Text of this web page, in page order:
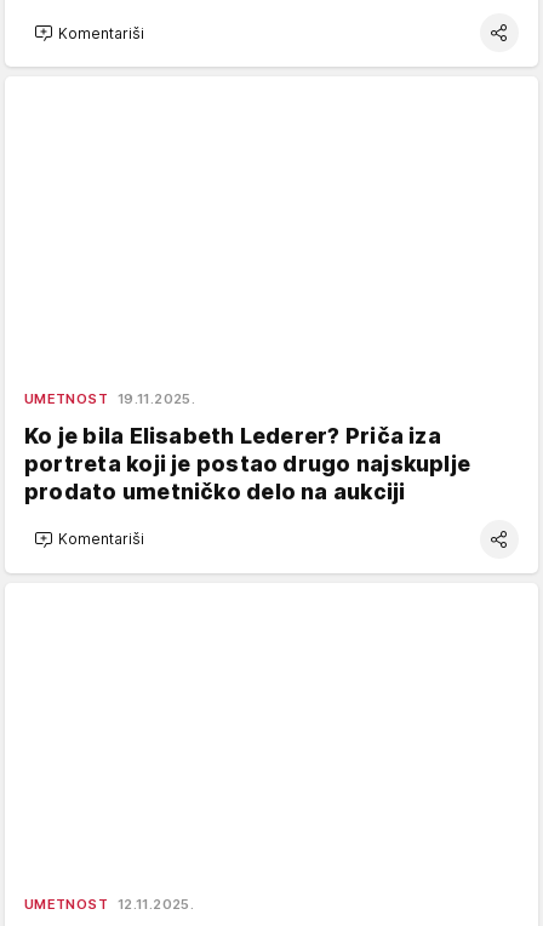
Komentariši
UMETNOST 19.11.2025.
Ko je bila Elisabeth Lederer? Priča iza
portreta koji je postao drugo najskuplje
prodato umetničko delo na aukciji
Komentariši
UMETNOST 12.11.2025.